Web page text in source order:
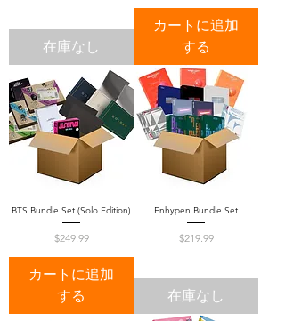
在庫なし
カートに追加
する
BTS Bundle Set (Solo Edition)
価格
$249.99
カートに追加
する
Enhypen Bundle Set
価格
$219.99
在庫なし